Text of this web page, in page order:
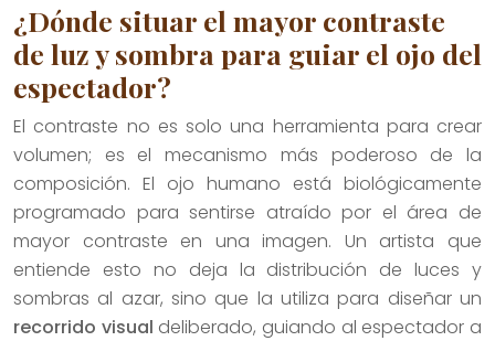
¿Dónde situar el mayor contraste
de luz y sombra para guiar el ojo del
espectador?
El contraste no es solo una herramienta para crear
volumen; es el mecanismo más poderoso de la
composición. El ojo humano está biológicamente
programado para sentirse atraído por el área de
mayor contraste en una imagen. Un artista que
entiende esto no deja la distribución de luces y
sombras al azar, sino que la utiliza para diseñar un
recorrido visual deliberado, guiando al espectador a